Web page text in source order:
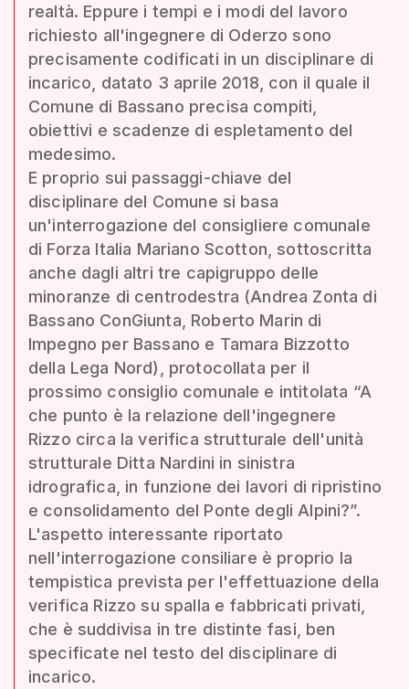
realtà. Eppure i tempi e i modi del lavoro
richiesto all'ingegnere di Oderzo sono
precisamente codificati in un disciplinare di
incarico, datato 3 aprile 2018, con il quale il
Comune di Bassano precisa compiti,
obiettivi e scadenze di espletamento del
medesimo.
E proprio sui passaggi-chiave del
disciplinare del Comune si basa
un'interrogazione del consigliere comunale
di Forza Italia Mariano Scotton, sottoscritta
anche dagli altri tre capigruppo delle
minoranze di centrodestra (Andrea Zonta di
Bassano ConGiunta, Roberto Marin di
Impegno per Bassano e Tamara Bizzotto
della Lega Nord), protocollata per il
prossimo consiglio comunale e intitolata “A
che punto è la relazione dell'ingegnere
Rizzo circa la verifica strutturale dell'unità
strutturale Ditta Nardini in sinistra
idrografica, in funzione dei lavori di ripristino
e consolidamento del Ponte degli Alpini?”.
L'aspetto interessante riportato
nell'interrogazione consiliare è proprio la
tempistica prevista per l'effettuazione della
verifica Rizzo su spalla e fabbricati privati,
che è suddivisa in tre distinte fasi, ben
specificate nel testo del disciplinare di
incarico.